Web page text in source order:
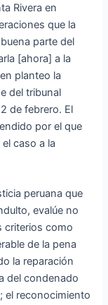
Rivera en
que la
parte del
[ahora] a la
planteo la
del tribunal
de febrero. El
por el que
caso a la
peruana que
evalúe no
criterios como
de la pena
la reparación
del condenado
el reconocimiento